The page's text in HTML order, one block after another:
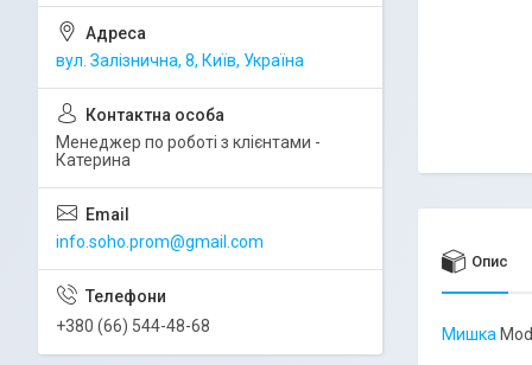
Опис
Мишка
вул. Залізнична, 8, Київ, Україна
Менеджер по роботі з клієнтами -
Катерина
info.soho.prom@gmail.com
+380 (66) 544-48-68